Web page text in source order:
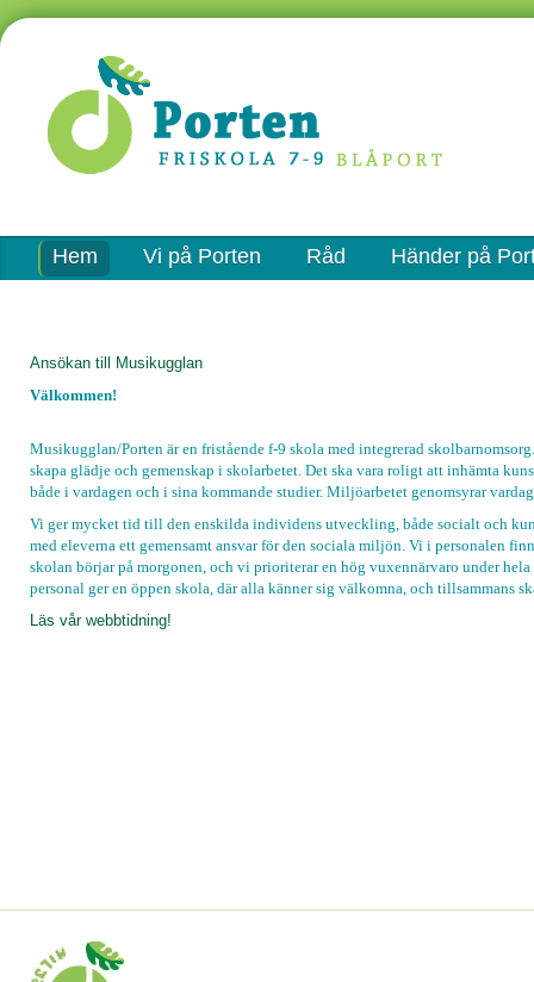
Hem Vi på Porten Råd Händer på
Ansökan till Musikugglan
Välkommen!
Musikugglan/Porten är en fristående f-9 skola med integrerad
skapa glädje och gemenskap i skolarbetet. Det ska vara roligt att inhämta
både i vardagen och i sina kommande studier. Miljöarbetet genomsyrar
Vi ger mycket tid till den enskilda individens utveckling, både socialt och
med eleverna ett gemensamt ansvar för den sociala miljön. Vi i personalen
skolan börjar på morgonen, och vi prioriterar en hög vuxennärvaro under
personal ger en öppen skola, där alla känner sig välkomna, och tillsammans
Läs vår webbtidning!